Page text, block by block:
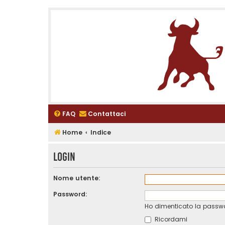
FAQ Contattaci
Home Indice
Login
Nome utente:
Password:
Ho dimenticato la
Ricordami